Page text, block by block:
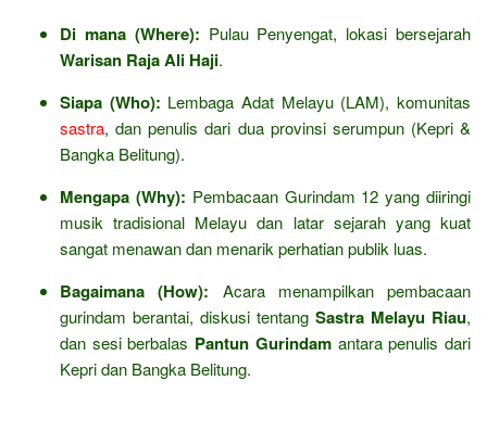
Di mana (Where): Pulau Penyengat, lokasi bersejarah
Warisan Raja Ali Haji.
Siapa (Who): Lembaga Adat Melayu (LAM), komunitas
sastra, dan penulis dari dua provinsi serumpun (Kepri &
Bangka Belitung).
Mengapa (Why): Pembacaan Gurindam 12 yang diiringi
musik tradisional Melayu dan latar sejarah yang kuat
sangat menawan dan menarik perhatian publik luas.
Bagaimana (How): Acara menampilkan pembacaan
gurindam berantai, diskusi tentang Sastra Melayu Riau,
dan sesi berbalas Pantun Gurindamantara penulis dari
Kepri dan Bangka Belitung.